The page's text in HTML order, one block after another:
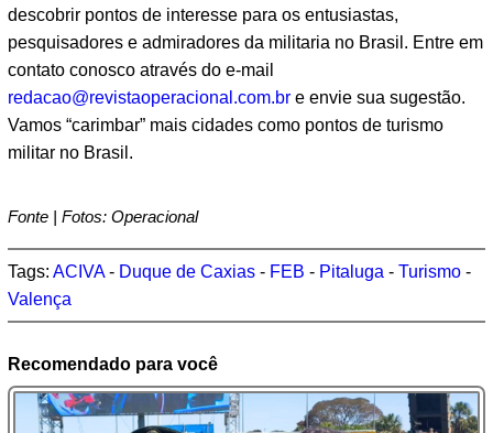
descobrir pontos de interesse para os entusiastas,
pesquisadores e admiradores da militaria no Brasil. Entre em
contato conosco através do e-mail
redacao@revistaoperacional.com.br e envie sua sugestão.
Vamos “carimbar” mais cidades como pontos de turismo
militar no Brasil.
Fonte | Fotos: Operacional
Tags: ACIVA- Duque de Caxias - FEB - Pitaluga - Turismo -
Valença
Recomendado para você